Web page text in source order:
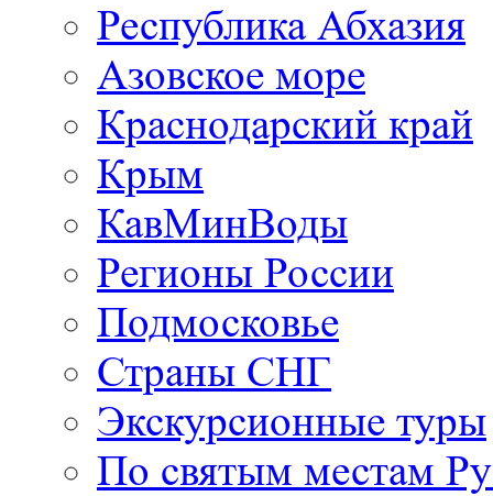
Республика Абхазия
Азовское море
Краснодарский край
Крым
КавМинВоды
Регионы России
Подмосковье
Страны СНГ
Экскурсионные туры
По святым местам